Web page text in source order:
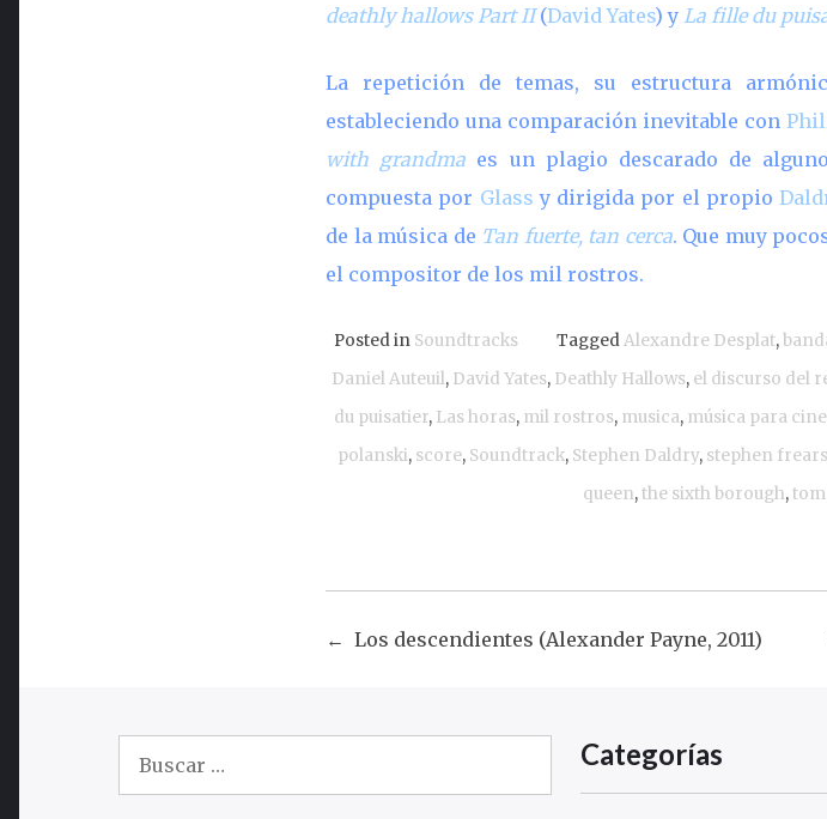
deathly hallows Part II(David Yates) y La fille du
La repetición de temas, su estructura
estableciendo una comparación inevitable con
with grandma es un plagio descarado de
compuesta por Glass y dirigida por el propio
de la música de Tan fuerte, tan cerca. Que muy
el compositor de los mil rostros.
Posted in Soundtracks TaggedAlexandre Desplat,
Daniel Auteuil, David Yates, Deathly Hallows, el discurso del
du puisatier, Las horas, mil rostros, musica, música para cine
polanski, score, Soundtrack, Stephen Daldry, stephen frears
queen,the sixth borough,
de
Los descendientes (Alexander Payne, 2011)
Buscar: Categorías